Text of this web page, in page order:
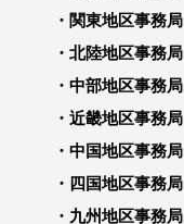
関東地区事務局
北陸地区事務局
中部地区事務局
近畿地区事務局
中国地区事務局
四国地区事務局
九州地区事務局